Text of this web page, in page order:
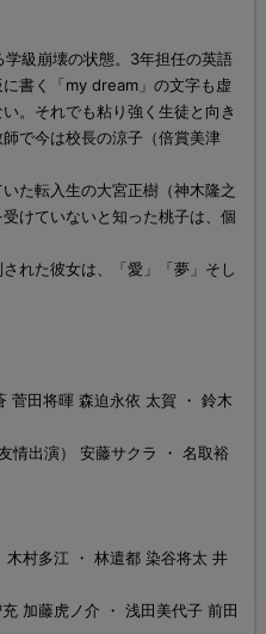
級崩壊の状態。3年担任の英語
書く「my dream」の文字も虚
。それでも粘り強く生徒と向き
で今は校長の涼子（倍賞美津
た転入生の大宮正樹（神木隆之
けていないと知った桃子は、個
れた彼女は、「愛」「夢」そし
菅田将暉 森迫永依 太賀 ・ 鈴木
情出演） 安藤サクラ ・ 名取裕
村多江 ・ 林遣都 染谷将太 井
加藤虎ノ介 ・ 浅田美代子 前田